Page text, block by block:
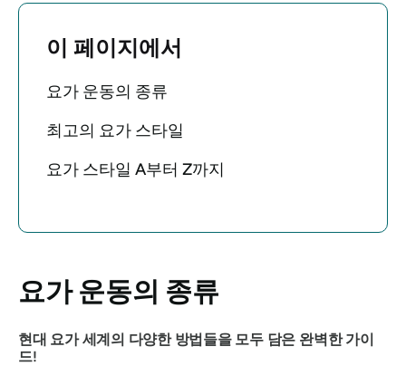
이 페이지에서
요가 운동의 종류
최고의 요가 스타일
요가 스타일 A부터 Z까지
요가 운동의 종류
현대 요가 세계의 다양한 방법들을 모두 담은 완벽한 가이
드!